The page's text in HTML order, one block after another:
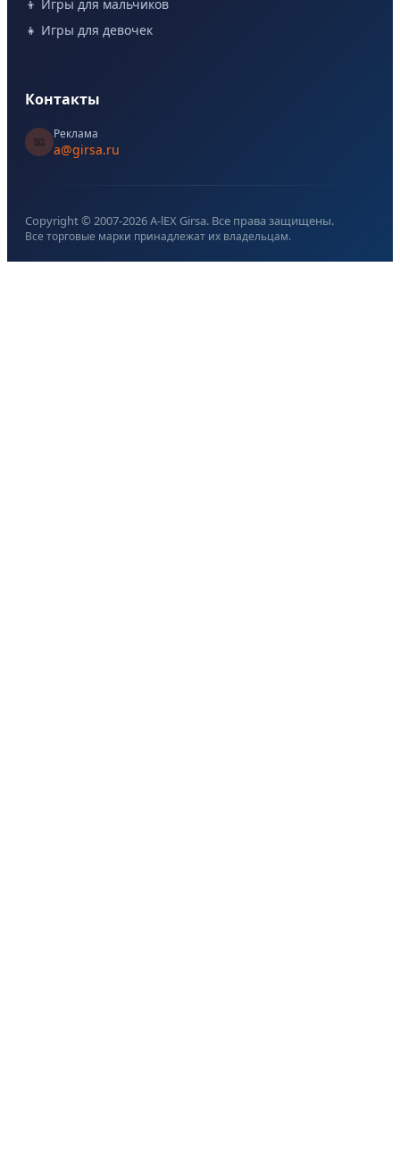
👦 Игры для мальчиков
👧 Игры для девочек
Контакты
📧
Реклама
a@girsa.ru
Copyright © 2007-2026A-lEX Girsa. Все права защищены.
Все торговые марки принадлежат их владельцам.